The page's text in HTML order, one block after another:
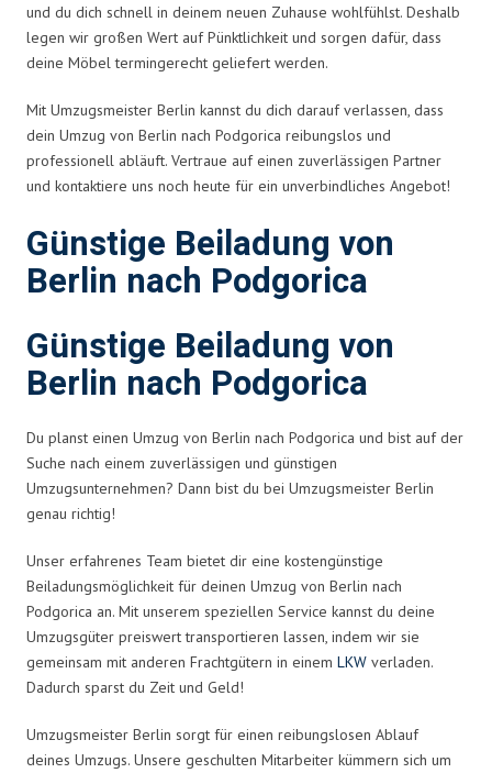
und du dich schnell in deinem neuen Zuhause wohlfühlst. Deshalb
legen wir großen Wert auf Pünktlichkeit und sorgen dafür, dass
deine Möbel termingerecht geliefert werden.
Mit Umzugsmeister Berlin kannst du dich darauf verlassen, dass
dein Umzug von Berlin nach Podgorica reibungslos und
professionell abläuft. Vertraue auf einen zuverlässigen Partner
und kontaktiere uns noch heute für ein unverbindliches Angebot!
Günstige Beiladung von
Berlin nach Podgorica
Günstige Beiladung von
Berlin nach Podgorica
Du planst einen Umzug von Berlin nach Podgorica und bist auf der
Suche nach einem zuverlässigen und günstigen
Umzugsunternehmen? Dann bist du bei Umzugsmeister Berlin
genau richtig!
Unser erfahrenes Team bietet dir eine kostengünstige
Beiladungsmöglichkeit für deinen Umzug von Berlin nach
Podgorica an. Mit unserem speziellen Service kannst du deine
Umzugsgüter preiswert transportieren lassen, indem wir sie
gemeinsam mit anderen Frachtgütern in einem LKW verladen.
Dadurch sparst du Zeit und Geld!
Umzugsmeister Berlin sorgt für einen reibungslosen Ablauf
deines Umzugs. Unsere geschulten Mitarbeiter kümmern sich um